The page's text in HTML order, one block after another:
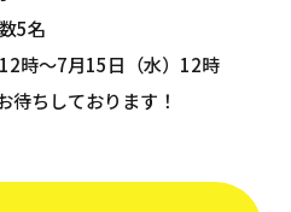
5名
時～7月15日（水）12時
待ちしております！